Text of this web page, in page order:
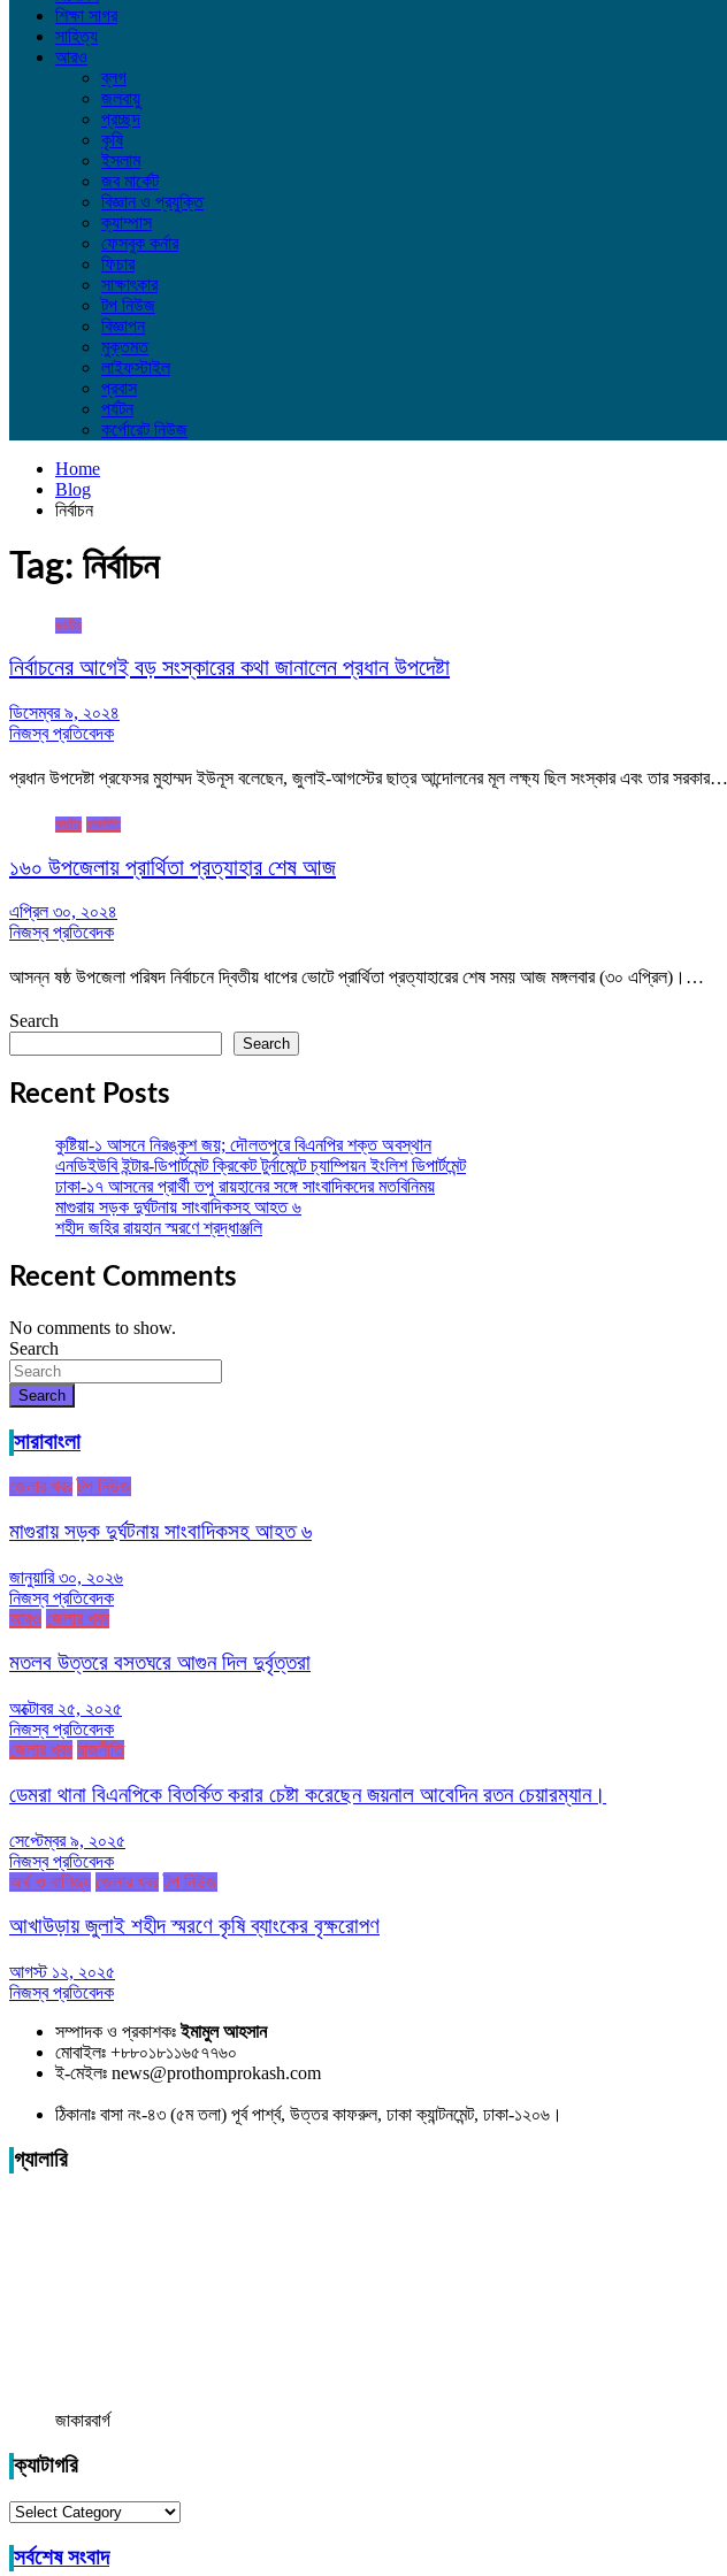
শিক্ষা সাগর
সাহিত্য
আরও
ব্লগ
জলবায়ু
প্রচ্ছদ
কৃষি
ইসলাম
জব মার্কেট
বিজ্ঞান ও প্রযুক্তি
ক্যাম্পাস
ফেসবুক কর্নার
ফিচার
সাক্ষাৎকার
টপ নিউজ
বিজ্ঞাপন
মুক্তমত
লাইফস্টাইল
প্রবাস
পর্যটন
কর্পোরেট নিউজ
Home
Blog
নির্বাচন
Tag: নির্বাচন
জাতীয়
নির্বাচনের আগেই বড় সংস্কারের কথা জানালেন প্রধান উপদেষ্টা
ডিসেম্বর ৯, ২০২৪
নিজস্ব প্রতিবেদক
প্রধান উপদেষ্টা প্রফেসর মুহাম্মদ ইউনূস বলেছেন, জুলাই-আগস্টের ছাত্র আন্দোলনের মূল লক্ষ্য ছিল সংস্কার এবং তার সরকার…
জাতীয় রাজনীতি
১৬০ উপজেলায় প্রার্থিতা প্রত্যাহার শেষ আজ
এপ্রিল ৩০, ২০২৪
নিজস্ব প্রতিবেদক
আসন্ন ষষ্ঠ উপজেলা পরিষদ নির্বাচনে দ্বিতীয় ধাপের ভোটে প্রার্থিতা প্রত্যাহারের শেষ সময় আজ মঙ্গলবার (৩০ এপ্রিল)।…
Search
Search
Recent Posts
কুষ্টিয়া-১ আসনে নিরঙ্কুশ জয়; দৌলতপুরে বিএনপির শক্ত অবস্থান
এনডিইউবি ইন্টার-ডিপার্টমেন্ট ক্রিকেট টুর্নামেন্টে চ্যাম্পিয়ন ইংলিশ ডিপার্টমেন্ট
ঢাকা-১৭ আসনের প্রার্থী তপু রায়হানের সঙ্গে সাংবাদিকদের মতবিনিময়
মাগুরায় সড়ক দুর্ঘটনায় সাংবাদিকসহ আহত ৬
শহীদ জহির রায়হান স্মরণে শ্রদ্ধাঞ্জলি
Recent Comments
No comments to show.
Search
Search
সারাবাংলা
জেলার খবর টপ নিউজ
মাগুরায় সড়ক দুর্ঘটনায় সাংবাদিকসহ আহত ৬
জানুয়ারি ৩০, ২০২৬
নিজস্ব প্রতিবেদক
আরও জেলার খবর
মতলব উত্তরে বসতঘরে আগুন দিল দুর্বৃত্তরা
অক্টোবর ২৫, ২০২৫
নিজস্ব প্রতিবেদক
জেলার খবর রাজনীতি
ডেমরা থানা বিএনপিকে বিতর্কিত করার চেষ্টা করেছেন জয়নাল আবেদিন রতন চেয়ারম্যান।
সেপ্টেম্বর ৯, ২০২৫
নিজস্ব প্রতিবেদক
অর্থ ও বাণিজ্য জেলার খবর টপ নিউজ
আখাউড়ায় জুলাই শহীদ স্মরণে কৃষি ব্যাংকের বৃক্ষরোপণ
আগস্ট ১২, ২০২৫
নিজস্ব প্রতিবেদক
সম্পাদক ও প্রকাশকঃইমামুল আহসান
মোবাইলঃ +৮৮০১৮১১৬৫৭৭৬০
ই-মেইলঃ news@prothomprokash.com
ঠিকানাঃ বাসা নং-৪৩ (৫ম তলা) পূর্ব পার্শ্ব, উত্তর কাফরুল, ঢাকা ক্যান্টনমেন্ট, ঢাকা-১২০৬।
গ্যালারি
জাকারবার্গ
ক্যাটাগরি
ক্যাটাগরি
সর্বশেষ সংবাদ